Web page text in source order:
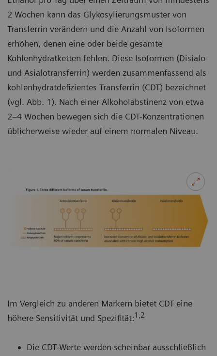
2 Wochen kann das Glykosylierungsmuster von
Transferrin verändern und die Anzahl von Isoformen
erhöhen, denen eine oder beide gesamte
Kohlenhydratketten fehlen. Diese Isoformen (Disialo-
und Asialotransferrin) werden zusammenfassend als
kohlenhydratdefizientes Transferrin (CDT) bezeichnet
(vgl. Abb. 1). Nach einer Alkoholabstinenz von etwa
2–4 Wochen bewegen sich die CDT-Konzentrationen
üblicherweise wieder auf einem normalen Niveau.
Im Vergleich zu anderen Markern bietet CDT eine
höhere Sensitivität und Spezifität:1,2
Die CDT-Werte werden scheinbar ausschließlich